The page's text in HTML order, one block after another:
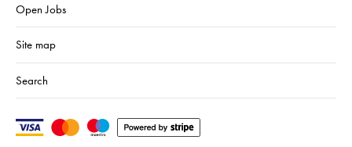
Open Jobs
Site map
Search